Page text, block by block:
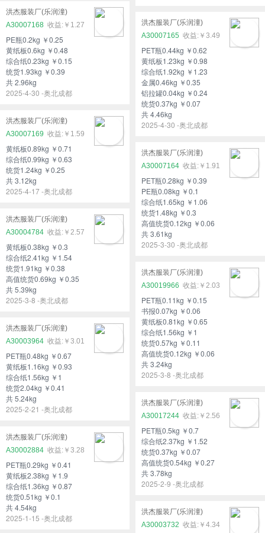
洪杰服装厂(乐润潼)
A30007168
￥1.27
PE瓶0.2kg ￥0.25
黄纸板0.6kg ￥0.48
综合纸0.23kg ￥0.15
统货1.93kg ￥0.39
共 2.96kg
2025-4-30 -奥北成都
洪杰服装厂(乐润潼)
A30007165
￥3.49
PET瓶0.44kg ￥0.62
黄纸板1.23kg ￥0.98
综合纸1.92kg ￥1.23
金属0.46kg ￥0.35
铝拉罐0.04kg ￥0.24
统货0.37kg ￥0.07
共 4.46kg
2025-4-30 -奥北成都
洪杰服装厂(乐润潼)
A30007169
￥1.59
黄纸板0.89kg ￥0.71
综合纸0.99kg ￥0.63
统货1.24kg ￥0.25
共 3.12kg
2025-4-17 -奥北成都
洪杰服装厂(乐润潼)
A30007164
￥1.91
PET瓶0.28kg ￥0.39
PE瓶0.08kg ￥0.1
综合纸1.65kg ￥1.06
统货1.48kg ￥0.3
高值统货0.12kg ￥0.06
共 3.61kg
2025-3-30 -奥北成都
洪杰服装厂(乐润潼)
A30004784
￥2.57
黄纸板0.38kg ￥0.3
综合纸2.41kg ￥1.54
统货1.91kg ￥0.38
高值统货0.69kg ￥0.35
共 5.39kg
2025-3-8 -奥北成都
洪杰服装厂(乐润潼)
A30019966
￥2.03
PET瓶0.11kg ￥0.15
书报0.07kg ￥0.06
黄纸板0.81kg ￥0.65
综合纸1.56kg ￥1
统货0.57kg ￥0.11
高值统货0.12kg ￥0.06
共 3.24kg
2025-3-8 -奥北成都
洪杰服装厂(乐润潼)
A30003964
￥3.01
PET瓶0.48kg ￥0.67
黄纸板1.16kg ￥0.93
综合纸1.56kg ￥1
统货2.04kg ￥0.41
共 5.24kg
2025-2-21 -奥北成都
洪杰服装厂(乐润潼)
A30017244
￥2.56
PET瓶0.5kg ￥0.7
综合纸2.37kg ￥1.52
统货0.37kg ￥0.07
高值统货0.54kg ￥0.27
共 3.78kg
2025-2-9 -奥北成都
洪杰服装厂(乐润潼)
A30002884
￥3.28
PET瓶0.29kg ￥0.41
黄纸板2.38kg ￥1.9
综合纸1.36kg ￥0.87
统货0.51kg ￥0.1
共 4.54kg
2025-1-15 -奥北成都
洪杰服装厂(乐润潼)
A30003732
￥4.34